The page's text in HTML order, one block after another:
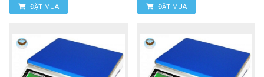
ĐẶT MUA ĐẶT MUA